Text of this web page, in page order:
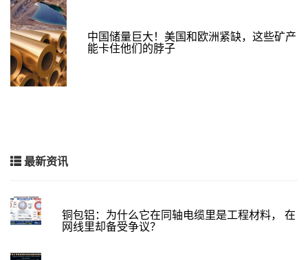
中国储量巨大！美国和欧洲紧缺，这些矿产
能卡住他们的脖子
最新资讯
铜包铝：为什么它在同轴电缆里是工程材料， 在
网线里却备受争议？